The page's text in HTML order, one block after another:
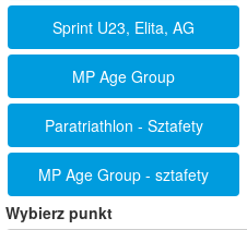
Sprint U23, Elita, AG
MP Age Group
Paratriathlon - Sztafety
MP Age Group - sztafety
Wybierz punkt